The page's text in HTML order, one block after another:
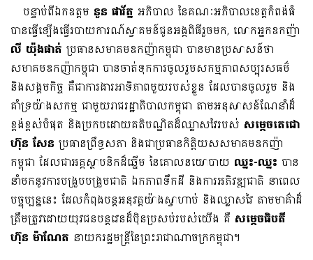
បន្ទាប់ពីឯកឧត្តម​ នួន ​ផារ័ត្ន អភិបាល នៃគណៈអភិបាលខេត្តកំពង់ធំ
បានធ្វើឡើងធ្វើរបាយការណ៍ស្វាគមន៍​ជូនអង្គពិធីរួចមក, លោកអ្នកឧកញ៉ា
លី យ៉ុងផាត់ ប្រធានសមាគមឧកញ៉ាកម្ពុជា បានមានប្រសាសន៍ថា
សមាគមឧកញ៉ាកម្ពុជា បានចាត់ទុកការចូលរួមសកម្មភាពសប្បុរសធម៌
និងសង្គមកិច្ច គឺជាការងារអាទិភាពមួយរបស់ខ្លួន ដែលបានចូលរួម និង
គាំទ្រយ៉ាងសកម្ម ជាមួយរាជរដ្ឋាភិបាលកម្ពុជា តាមអនុសាសន៍ណែនាំដ៏
ខ្ពង់ខ្ពស់បំផុត និងប្រកបដោយគតិបណ្ឌិតដ៏ឈ្លាសវៃរបស់ សម្តេចតេជោ
ហ៊ុន សែន ប្រធានព្រឹទ្ធសភា និងជាប្រធានកិត្តិយសសមាគមឧកញ៉ា
កម្ពុជា ដែលជាអគ្គស្ថាបនិកដ៏ឆ្នើម នៃគោលនយោបាយ ឈ្នះ-ឈ្នះ បាន
នាំមកនូវការបង្រួបបង្រួមជាតិ ឯកភាពទឹកដី និងការអភិវឌ្ឍជាតិ នាពេល
បច្ចុប្បន្ននេះ ដែលកំពុងបន្តអនុវត្តយ៉ាងស្វាហាប់ និងឈ្លាសវៃ តាមមាគ៌ាដ៏
ត្រឹមត្រូវដោយយុវជនបន្តវេនដ៏ប៉ិនប្រសប់របស់យើង គឺ សម្តេចធិបតី
ហ៊ុន ម៉ាណែត នាយករដ្ឋមន្ត្រីនៃព្រះរាជាណាចក្រកម្ពុជា។